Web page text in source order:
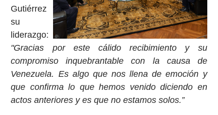
Gutiérrez
su
liderazgo:
"Gracias por este cálido recibimiento y su
compromiso inquebrantable con la causa de
Venezuela. Es algo que nos llena de emoción y
que confirma lo que hemos venido diciendo en
actos anteriores y es que no estamos solos.”